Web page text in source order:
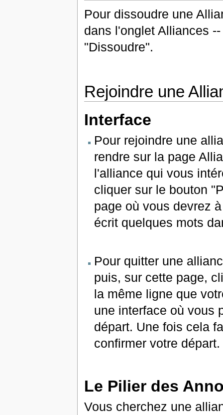
Pour dissoudre une
dans l'onglet Alliances
"Dissoudre".
Rejoindre une
Interface
Pour rejoindre une
rendre sur la page
l'alliance qui vous
cliquer sur le bouton
page où vous devrez
écrit quelques mots
Pour quitter une
puis, sur cette page,
la même ligne que
une interface où vous
départ. Une fois cela
confirmer votre départ.
Le Pilier des
Vous cherchez une